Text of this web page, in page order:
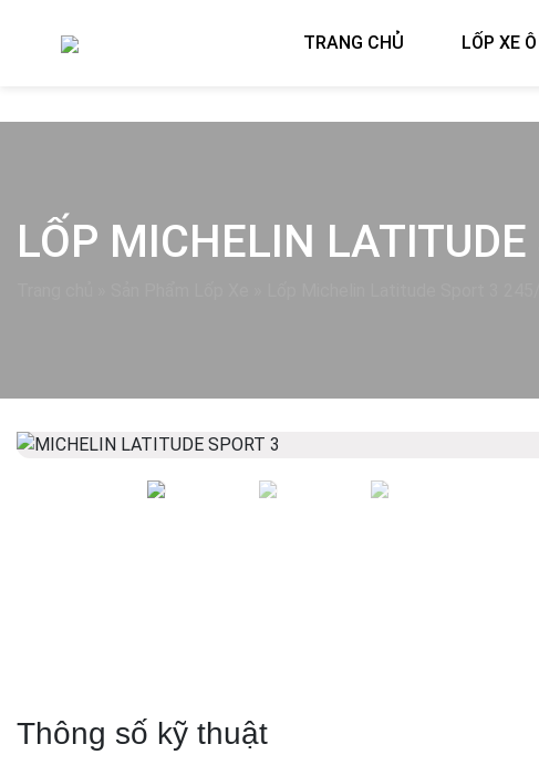
TRANG CHỦ LỐP XE
LỐP MICHELIN
Thông số kỹ thuật